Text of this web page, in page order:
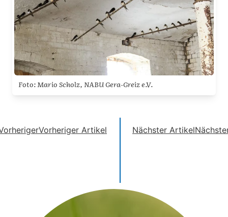
Foto: Mario Scholz, NABU Gera-Greiz e.V.
Vorheriger Artikel Nächster Artikel